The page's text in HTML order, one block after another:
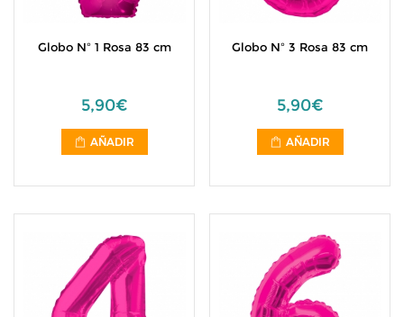
Globo Nº 1 Rosa 83 cm
5,90€
AÑADIR
Globo Nº 3 Rosa 83 cm
5,90€
AÑADIR